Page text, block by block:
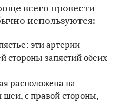
всего провести
используются:
эти артерии
стороны запястий обеих
расположена на
шеи, с правой стороны,